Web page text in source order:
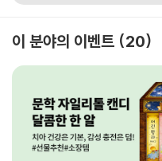
이 분야의 이벤트 20